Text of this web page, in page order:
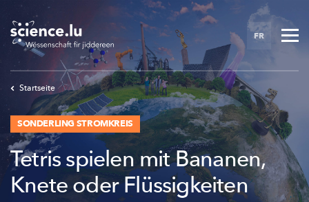
to
main
content
FR
Startseite
SONDERLING STROMKREIS
Tetris spielen mit Bananen,
Knete oder Flüssigkeiten